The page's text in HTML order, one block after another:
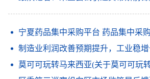
宁夏药品集中采购平台 药品集中采
制造业利润改善预期提升，工业稳
莫可可玩转马来西亚(关于莫可可玩